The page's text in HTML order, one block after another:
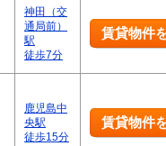
神田（交
通局前）
駅
徒歩7分
賃貸物件
鹿児島中
央駅
徒歩15分
賃貸物件